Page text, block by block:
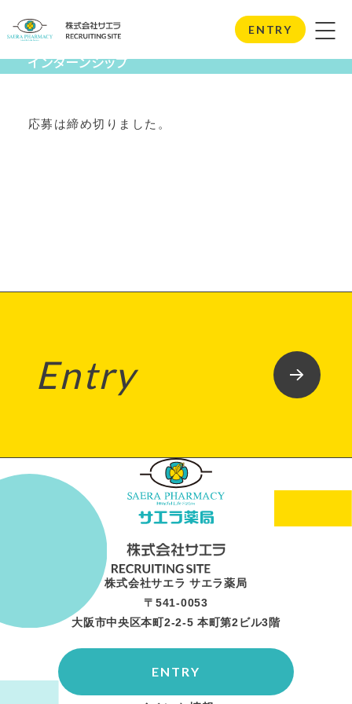
ENTRY
Internship
インターンシップ
応募は締め切りました。
Entry
株式会社サエラ サエラ薬局
〒541-0053
大阪市中央区本町2-2-5 本町第2ビル3階
ENTRY